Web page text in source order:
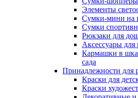
Элементы
Сумки-мини на
Сумки
Рюкзаки для
Аксессуары для
Кармашки в
сада
Принадлежности для
Краски для
Краски